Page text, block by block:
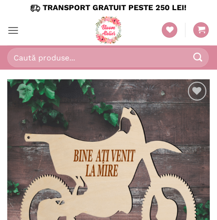
content
TRANSPORT GRATUIT PESTE 250 LEI!
Caută
după:
Adaugă
în
wishlist